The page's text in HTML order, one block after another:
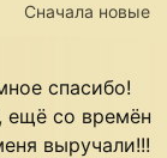
Сначала новые
спасибо!
ещё со времён
выручали!!!